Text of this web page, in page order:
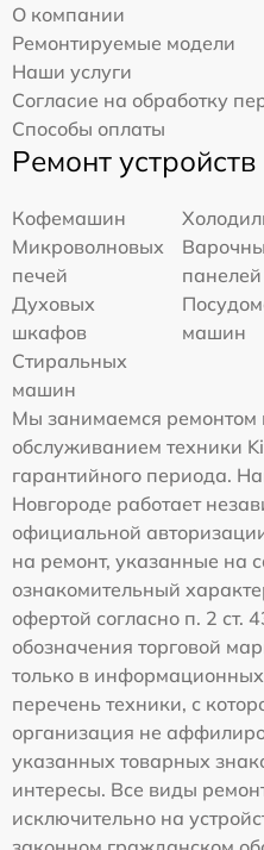
О компании
Ремонтируемые модели
Наши услуги
Согласие на обработку
Способы оплаты
Ремонт устройств
Кофемашин
Микроволновых
печей
панелей
Духовых
шкафов
машин
Стиральных
машин
Мы занимаемся ремонтом
обслуживанием техники
гарантийного периода.
Новгороде работает
официальной
на ремонт, указанные на
ознакомительный
офертой согласно п. 2 ст.
обозначения торговой
только в
перечень техники, с
организация не
указанных товарных
интересы. Все виды
исключительно на